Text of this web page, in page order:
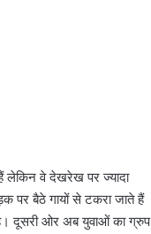
लेकिन वे देखरेख पर ज्यादा
पर बैठे गायों से टकरा जाते हैं
है। दूसरी ओर अब युवाओं का ग्रुप